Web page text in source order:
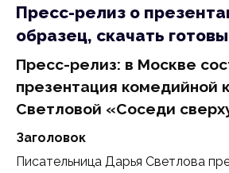
Пресс-релиз о
образец, скачать
Пресс-релиз: в Москве
презентация комедийной
Светловой «Соседи
Заголовок
Писательница Дарья Светлова